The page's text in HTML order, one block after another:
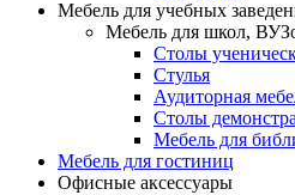
Мебель для учебных
Мебель для школ,
Столы
Стулья
Аудиторная
Столы
Мебель для
Мебель для гостиниц
Офисные аксессуары